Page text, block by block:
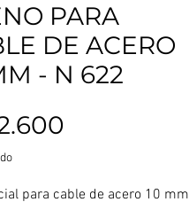
PARA
DE ACERO
- N 622
para cable de acero 10 mm